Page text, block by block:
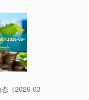
（2026-03-